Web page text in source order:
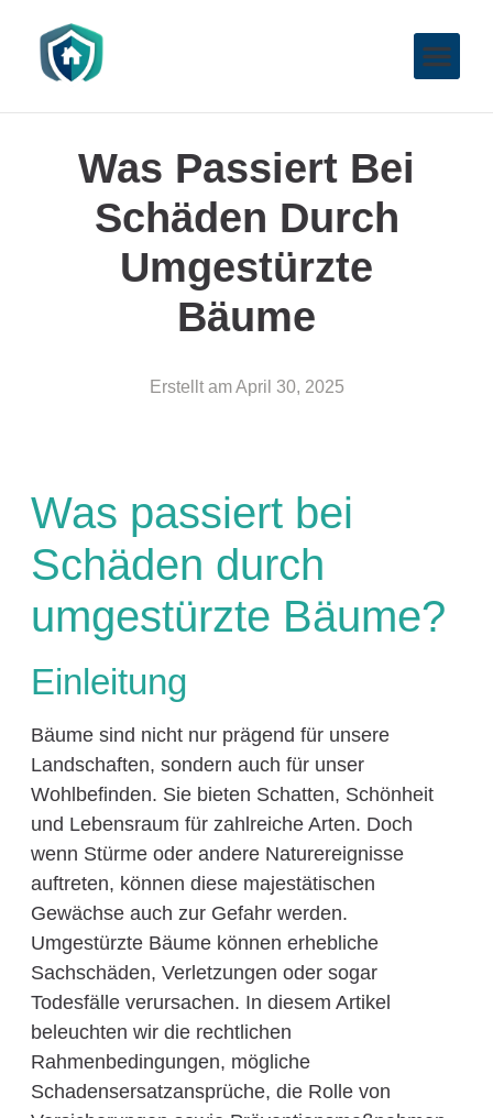
Was Passiert Bei
Schäden Durch
Umgestürzte
Bäume
Erstellt am April 30, 2025
Was passiert bei
Schäden durch
umgestürzte Bäume?
Einleitung
Bäume sind nicht nur prägend für unsere
Landschaften, sondern auch für unser
Wohlbefinden. Sie bieten Schatten, Schönheit
und Lebensraum für zahlreiche Arten. Doch
wenn Stürme oder andere Naturereignisse
auftreten, können diese majestätischen
Gewächse auch zur Gefahr werden.
Umgestürzte Bäume können erhebliche
Sachschäden, Verletzungen oder sogar
Todesfälle verursachen. In diesem Artikel
beleuchten wir die rechtlichen
Rahmenbedingungen, mögliche
Schadensersatzansprüche, die Rolle von